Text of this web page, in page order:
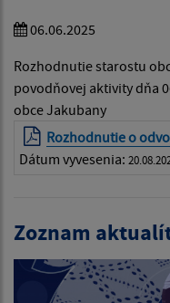
06.06.2025
Rozhodnutie starostu
povodňovej aktivity dňa
obce Jakubany
Rozhodnutie o
Dátum vyvesenia:
Zoznam